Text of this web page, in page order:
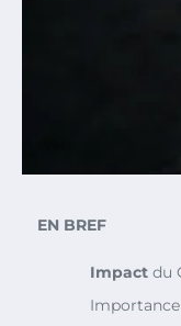
EN BREF
Impact du